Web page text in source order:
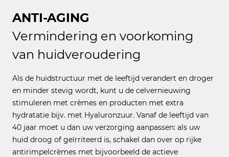
ANTI-AGING
Vermindering en voorkoming
van huidveroudering
Als de huidstructuur met de leeftijd verandert en droger
en minder stevig wordt, kunt u de celvernieuwing
stimuleren met crèmes en producten met extra
hydratatie bijv. met Hyaluronzuur. Vanaf de leeftijd van
40 jaar moet u dan uw verzorging aanpassen: als uw
huid droog of geïrriteerd is, schakel dan over op rijke
antirimpelcrèmes met bijvoorbeeld de actieve